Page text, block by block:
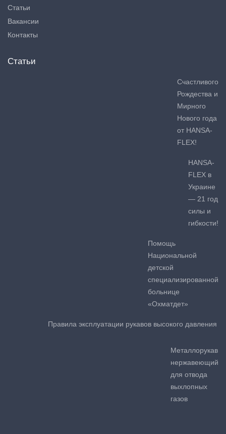
Статьи
Вакансии
Контакты
Статьи
Счастливого
Рождества и
Мирного
Нового года
от HANSA-
FLEX!
HANSA-
FLEX в
Украине
— 21 год
силы и
гибкости!
Помощь
Национальной
детской
специализированной
больнице
«Охматдет»
Правила эксплуатации рукавов высокого давления
Металлорукав
нержавеющий
для отвода
выхлопных
газов